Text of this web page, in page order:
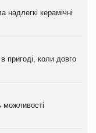
надлегкі керамічні
пригоді, коли довго